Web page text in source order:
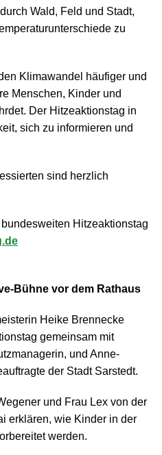
Wald, Feld und Stadt,
zu
Klimawandel häufiger und
Menschen, Kinder und
Der Hitzeaktionstag in
sich zu informieren und
sind herzlich
Hitzeaktionstag
Bühne vor dem Rathaus
Heike Brennecke
gemeinsam mit
und Anne-
der Stadt Sarstedt.
und Frau Lex von der
erklären, wie Kinder in der
werden.